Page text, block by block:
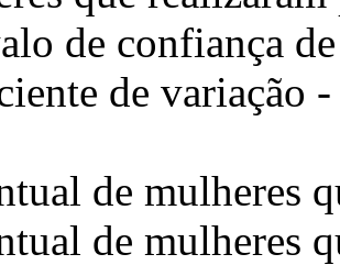
de confiança
de variação
de mulheres
de mulheres